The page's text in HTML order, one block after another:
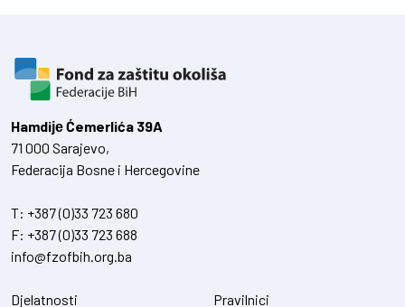
Hamdiје Ćemerlića 39A
71 000 Sarajevo,
Federacija Bosne i Hercegovine
T: +387 (0)33 723 680
F: +387 (0)33 723 688
info@fzofbih.org.ba
Djelatnosti Pravilnici